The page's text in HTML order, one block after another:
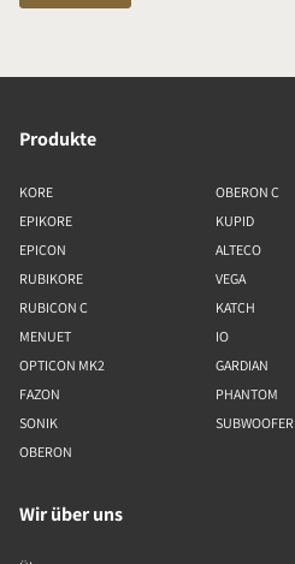
Produkte
KORE
EPIKORE
EPICON
RUBIKORE
RUBICON C
MENUET
OPTICON MK2
FAZON
SONIK
OBERON
OBERON C
KUPID
ALTECO
VEGA
KATCH
IO
GARDIAN
PHANTOM
SUBWOOFER
Wir über uns